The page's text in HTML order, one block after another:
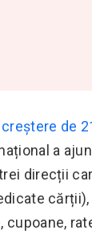
de
a
direcții